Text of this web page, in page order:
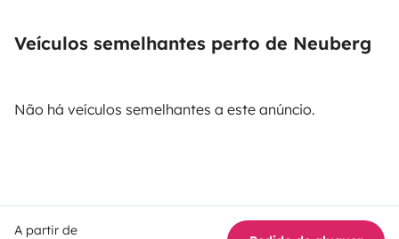
Veículos semelhantes perto de Neuberg
Não há veículos semelhantes a este anúncio.
A partir de